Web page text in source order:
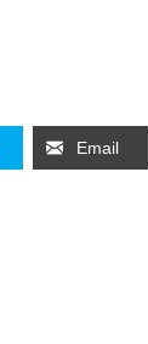
Email